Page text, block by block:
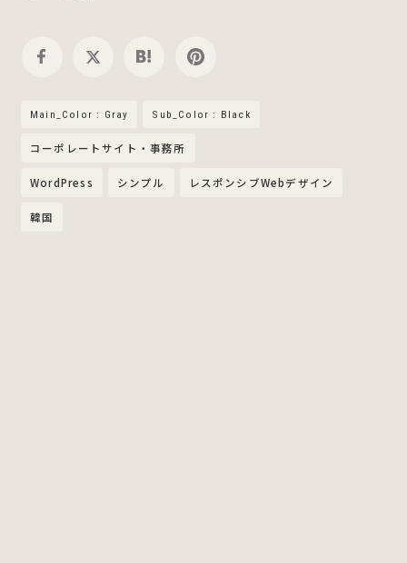
Main_Color : Gray Sub_Color : Black
コーポレートサイト・事務所
WordPress シンプル レスポンシブWebデザイン
韓国